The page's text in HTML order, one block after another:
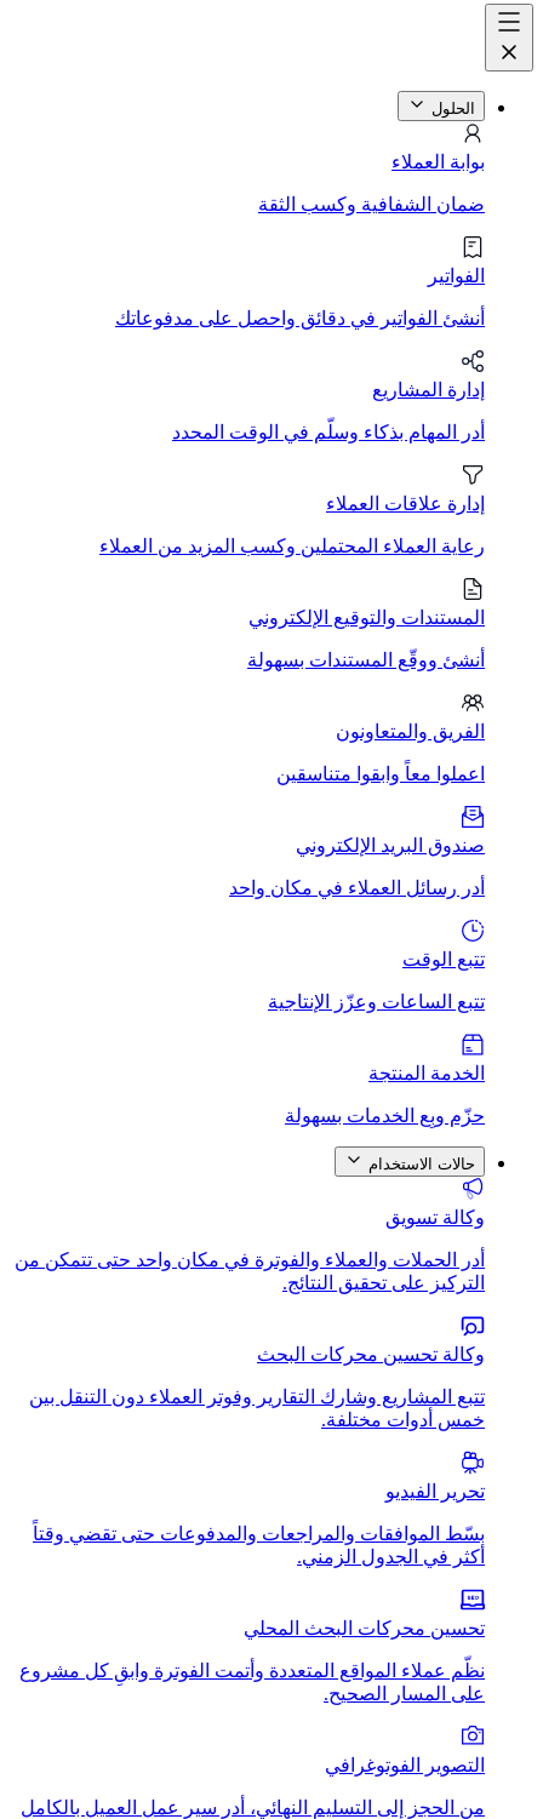
الحلول
بوابة العملاء
ضمان الشفافية وكسب الثقة
الفواتير
أنشئ الفواتير في دقائق واحصل على مدفوعاتك
إدارة المشاريع
أدر المهام بذكاء وسلّم في الوقت المحدد
إدارة علاقات العملاء
رعاية العملاء المحتملين وكسب المزيد من العملاء
المستندات والتوقيع الإلكتروني
أنشئ ووقّع المستندات بسهولة
الفريق والمتعاونون
اعملوا معاً وابقوا متناسقين
صندوق البريد الإلكتروني
أدر رسائل العملاء في مكان واحد
تتبع الوقت
تتبع الساعات وعزّز الإنتاجية
الخدمة المنتجة
حزّم وبِع الخدمات بسهولة
حالات الاستخدام
وكالة تسويق
أدر الحملات والعملاء والفوترة في مكان واحد حتى تتمكن من
التركيز على تحقيق النتائج.
وكالة تحسين محركات البحث
تتبع المشاريع وشارك التقارير وفوتر العملاء دون التنقل بين
خمس أدوات مختلفة.
تحرير الفيديو
بسّط الموافقات والمراجعات والمدفوعات حتى تقضي وقتاً
أكثر في الجدول الزمني.
تحسين محركات البحث المحلي
نظّم عملاء المواقع المتعددة وأتمت الفوترة وابقِ كل مشروع
على المسار الصحيح.
التصوير الفوتوغرافي
من الحجز إلى التسليم النهائي، أدر سير عمل العميل بالكامل